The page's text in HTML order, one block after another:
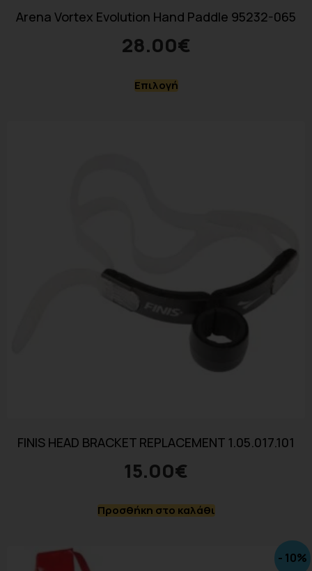
Arena Vortex Evolution Hand Paddle 95232-065
28.00€
Επιλογή
FINIS HEAD BRACKET REPLACEMENT 1.05.017.101
15.00€
Προσθήκη στο καλάθι
- 10%